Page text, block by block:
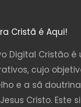
Cristã é Aqui!
Digital Cristão é
cujo
e a sã
Cristo. Este